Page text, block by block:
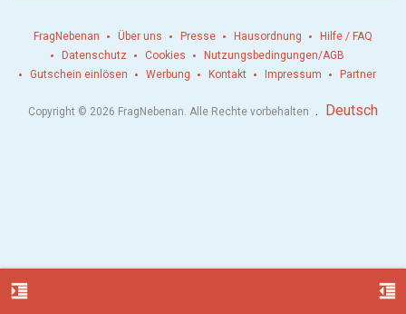
format_indent_increase format_indent_decrease
FragNebenan Über uns Presse Hausordnung
Hilfe / FAQ
Datenschutz
Cookies
Nutzungsbedingungen/AGB
Gutschein einlösen
Werbung Kontakt Impressum Partner
Copyright © 2026 FragNebenan. Alle Rechte vorbehalten . Deutsch